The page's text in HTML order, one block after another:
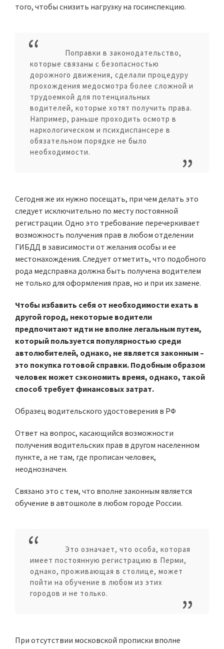
того, чтобы снизить нагрузку на госинспекцию.
Поправки в законодательство,
которые связаны с безопасностью
дорожного движения, сделали процедуру
прохождения медосмотра более сложной и
трудоемкой для потенциальных
водителей, которые хотят получить права.
Например, раньше проходить осмотр в
наркологическом и психдиспансере в
обязательном порядке не было
необходимости.
Сегодня же их нужно посещать, при чем делать это
следует исключительно по месту постоянной
регистрации. Одно это требование перечеркивает
возможность получения прав в любом отделении
ГИБДД в зависимости от желания особы и ее
местонахождения. Следует отметить, что подобного
рода медсправка должна быть получена водителем
не только для оформления прав, но и при их замене.
Чтобы избавить себя от необходимости ехать в
другой город, некоторые водители
предпочитают идти не вполне легальным путем,
который пользуется популярностью среди
автолюбителей, однако, не является законным –
это покупка готовой справки. Подобным образом
человек может сэкономить время, однако, такой
способ требует финансовых затрат.
Образец водительского удостоверения в РФ
Ответ на вопрос, касающийся возможности
получения водительских прав в другом населенном
пункте, а не там, где прописан человек,
неоднозначен.
Связано это с тем, что вполне законным является
обучение в автошколе в любом городе России.
Это означает, что особа, которая
имеет постоянную регистрацию в Перми,
однако, проживающая в столице, может
пойти на обучение в любом из этих
городов и не только.
При отсутствии московской прописки вполне